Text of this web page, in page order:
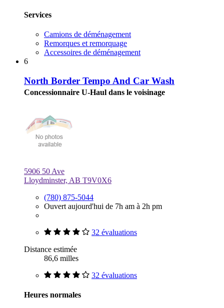
Services
Camions de déménagement
Remorques et remorquage
Accessoires de déménagement
6
North Border Tempo And Car Wash
Concessionnaire U-Haul dans le voisinage
5906 50 Ave
Lloydminster, AB T9V0X6
(780) 875-5044
Ouvert aujourd'hui de 7h am à 2h pm
32 évaluations
Distance estimée
86,6 milles
32 évaluations
Heures normales